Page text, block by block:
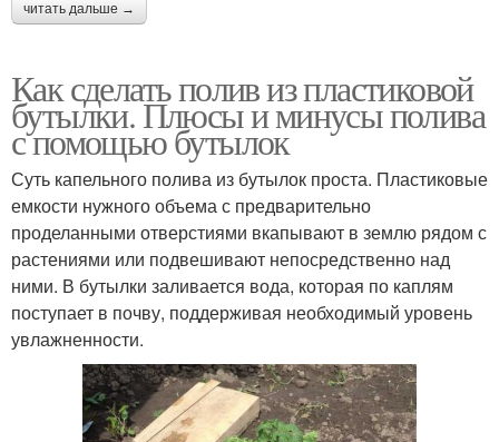
читать дальше →
Как сделать полив из пластиковой
бутылки. Плюсы и минусы полива
с помощью бутылок
Суть капельного полива из бутылок проста. Пластиковые
емкости нужного объема с предварительно
проделанными отверстиями вкапывают в землю рядом с
растениями или подвешивают непосредственно над
ними. В бутылки заливается вода, которая по каплям
поступает в почву, поддерживая необходимый уровень
увлажненности.